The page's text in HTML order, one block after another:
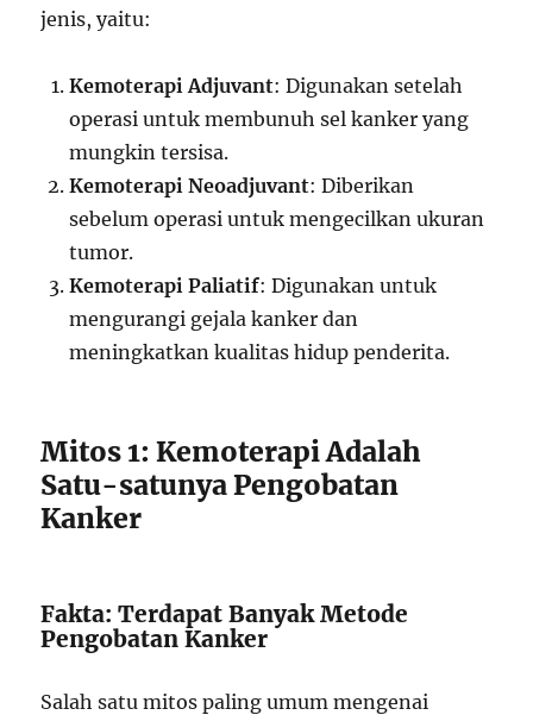
jenis, yaitu:
Kemoterapi Adjuvant: Digunakan setelah
operasi untuk membunuh sel kanker yang
mungkin tersisa.
Kemoterapi Neoadjuvant: Diberikan
sebelum operasi untuk mengecilkan ukuran
tumor.
Kemoterapi Paliatif: Digunakan untuk
mengurangi gejala kanker dan
meningkatkan kualitas hidup penderita.
Mitos 1: Kemoterapi Adalah
Satu-satunya Pengobatan
Kanker
Fakta: Terdapat Banyak Metode
Pengobatan Kanker
Salah satu mitos paling umum mengenai